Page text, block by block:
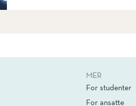
MER
For studenter
For ansatte